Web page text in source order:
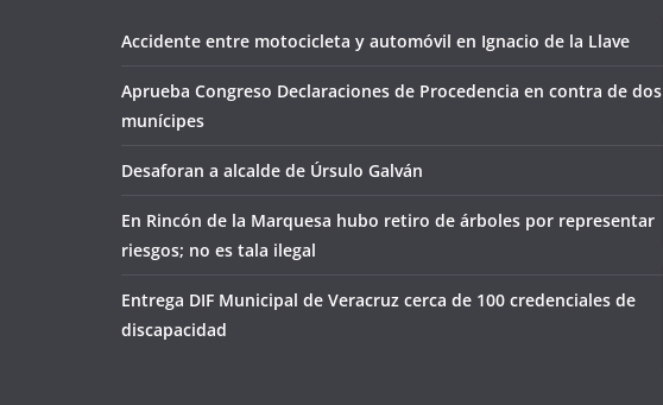
Accidente entre motocicleta y automóvil en Ignacio de la Llave
Aprueba Congreso Declaraciones de Procedencia en contra de dos
munícipes
Desaforan a alcalde de Úrsulo Galván
En Rincón de la Marquesa hubo retiro de árboles por representar
riesgos; no es tala ilegal
Entrega DIF Municipal de Veracruz cerca de 100 credenciales de
discapacidad